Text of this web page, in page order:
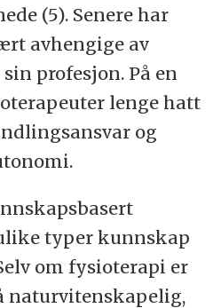
(5). Senere har
avhengige av
profesjon. På en
lenge hatt
og
typer kunnskap
om fysioterapi er
naturvitenskapelig,